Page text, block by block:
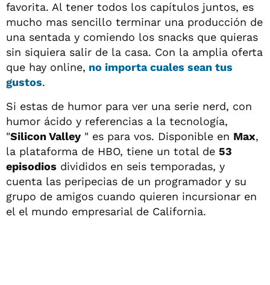
favorita. Al tener todos los capítulos juntos, es
mucho mas sencillo terminar una producción de
una sentada y comiendo los snacks que quieras
sin siquiera salir de la casa. Con la amplia oferta
que hay online, no importa cuales sean tus
gustos.
Si estas de humor para ver una serie nerd, con
humor ácido y referencias a la tecnología,
"Silicon Valley " es para vos. Disponible en Max,
la plataforma de HBO, tiene un total de 53
episodios divididos en seis temporadas, y
cuenta las peripecias de un programador y su
grupo de amigos cuando quieren incursionar en
el el mundo empresarial de California.